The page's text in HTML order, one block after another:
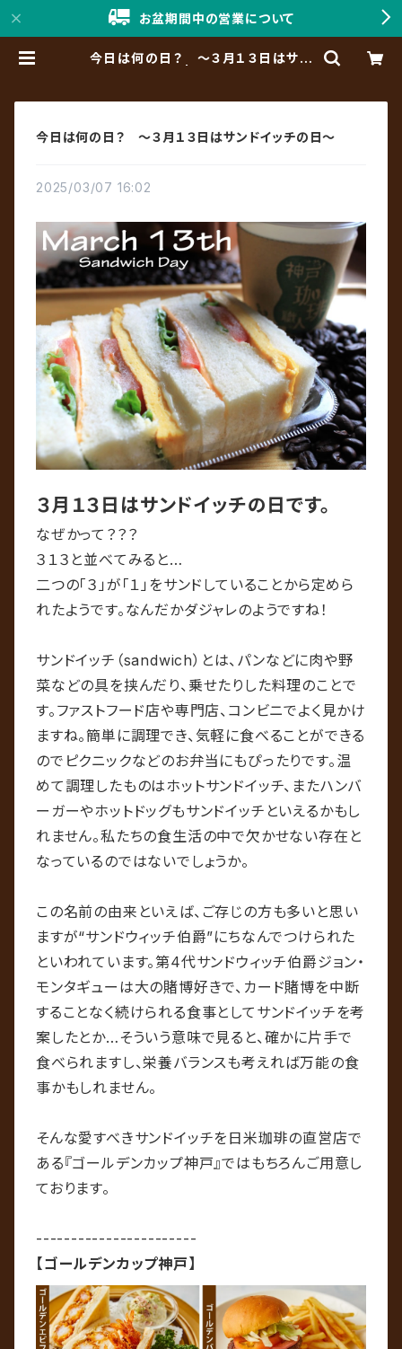
お盆期間中の営業について
今日は何の日？ ～３月１３日はサン
今日は何の日？ ～３月１３日はサンドイッチの日～
2025/03/07 16:02
３月１３日はサンドイッチの日です。
なぜかって？？？
３１３と並べてみると…
二つの「３」が「１」をサンドしていることから定めら
れたようです。なんだかダジャレのようですね！
サンドイッチ（sandwich）とは、パンなどに肉や野
菜などの具を挟んだり、乗せたりした料理のことで
す。ファストフード店や専門店、コンビニでよく見かけ
ますね。簡単に調理でき、気軽に食べることができる
のでピクニックなどのお弁当にもぴったりです。温
めて調理したものはホットサンドイッチ、またハンバ
ーガーやホットドッグもサンドイッチといえるかもし
れません。私たちの食生活の中で欠かせない存在と
なっているのではないでしょうか。
この名前の由来といえば、ご存じの方も多いと思い
ますが“サンドウィッチ伯爵”にちなんでつけられた
といわれています。第4代サンドウィッチ伯爵ジョン・
モンタギューは大の賭博好きで、カード賭博を中断
することなく続けられる食事としてサンドイッチを考
案したとか…そういう意味で見ると、確かに片手で
食べられますし、栄養バランスも考えれば万能の食
事かもしれません。
そんな愛すべきサンドイッチを日米珈琲の直営店で
ある『ゴールデンカップ神戸』ではもちろんご用意し
ております。
-----------------------
【ゴールデンカップ神戸 】